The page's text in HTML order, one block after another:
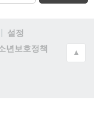
설정
년보호정책
▲